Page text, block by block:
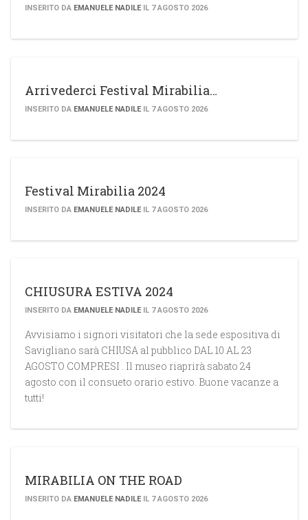
INSERITO DA EMANUELE NADILEIL 7 AGOSTO 2026
Arrivederci Festival Mirabilia…
INSERITO DA EMANUELE NADILEIL 7 AGOSTO 2026
Festival Mirabilia 2024
INSERITO DA EMANUELE NADILEIL 7 AGOSTO 2026
CHIUSURA ESTIVA 2024
INSERITO DA EMANUELE NADILEIL 7 AGOSTO 2026
Avvisiamo i signori visitatori che la sede espositiva di
Savigliano sarà CHIUSA al pubblico DAL 10 AL 23
AGOSTO COMPRESI . Il museo riaprirà sabato 24
agosto con il consueto orario estivo. Buone vacanze a
tutti!
MIRABILIA ON THE ROAD
INSERITO DA EMANUELE NADILEIL 7 AGOSTO 2026